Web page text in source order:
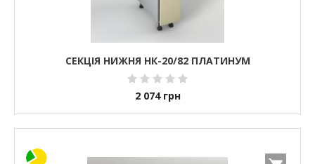
СЕКЦІЯ НИЖНЯ НК-20/82 ПЛАТИНУМ
2 074 грн